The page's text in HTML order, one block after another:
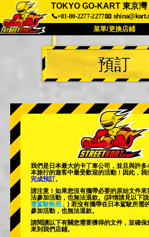
TOKYO GO-KART 東京灣
📞+81-80-2277-2277📧
菜單/更換店鋪
首頁
關於 規格
公司
更換店鋪
東京 秋葉原 #2
東京 澀谷附店
東京 淺草
沖繩
預訂
我們是日本最大的卡丁車公司，並且與許多
本旅行的遊客中最受歡迎的活動 ！因此，
完成預訂。
請注意！如果您沒有攜帶必要的原始文件
法參加活動，也無法退款。 (詳情請見以下
需駕駛執照」 ) 若沒有攜帶在日本駕駛所需
參加活動，也無法退款。
請閱讀以下有關您需要獲得的文件，並確
來到我們店鋪。